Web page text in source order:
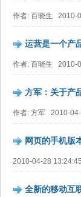
作者: 百晓生 2010-
运营是一个产
作者: 百晓生 2010-
方军：关于产
作者: 方军 2010-04-
网页的手机版
2010-04-28
全新的移动互